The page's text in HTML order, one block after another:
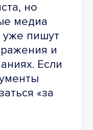
но
медиа
уже пишут
и
Если
«за